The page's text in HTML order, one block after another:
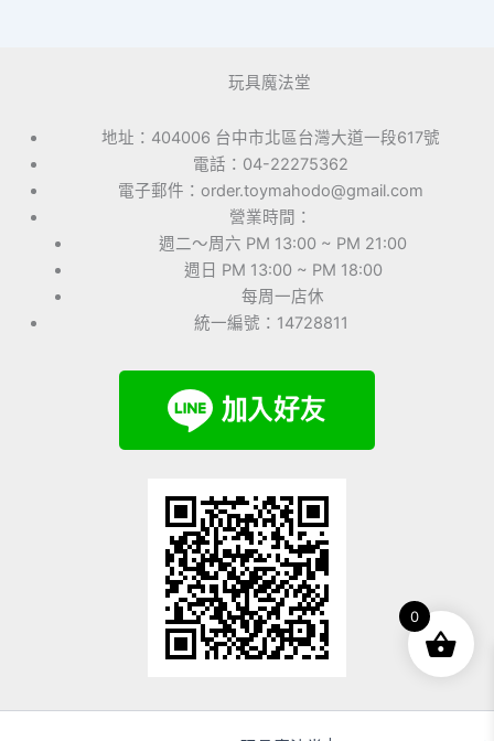
玩具魔法堂
地址：404006 台中市北區台灣大道一段617號
電話：04-22275362
電子郵件：order.toymahodo@gmail.com
營業時間：
週二～周六 PM 13:00 ~ PM 21:00
週日 PM 13:00 ~ PM 18:00
每周一店休
統一編號：14728811
0